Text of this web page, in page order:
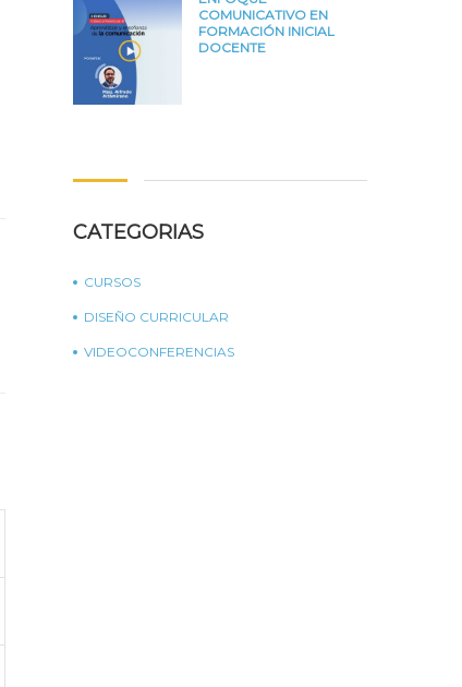
COMUNICATIVO EN
FORMACIÓN INICIAL
DOCENTE
CATEGORIAS
CURSOS
DISEÑO CURRICULAR
VIDEOCONFERENCIAS